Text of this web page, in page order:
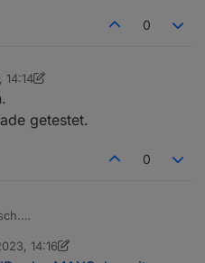
0
getestet.
0
14:16